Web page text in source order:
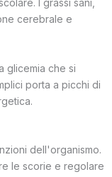
I grassi sani,
cerebrale e
glicemia che si
porta a picchi di
dell'organismo.
le scorie e regolare